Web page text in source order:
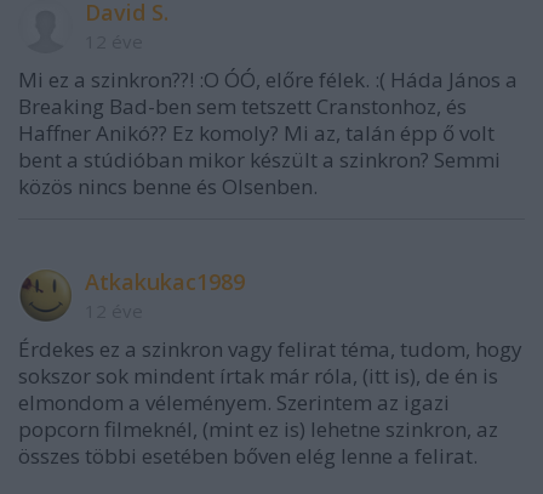
David S.
Mi ez a szinkron??! :O ÓÓ, előre félek. :( Háda János a
Breaking Bad-ben sem tetszett Cranstonhoz, és
Haffner Anikó?? Ez komoly? Mi az, talán épp ő volt
bent a stúdióban mikor készült a szinkron? Semmi
közös nincs benne és Olsenben.
Atkakukac1989
Érdekes ez a szinkron vagy felirat téma, tudom, hogy
sokszor sok mindent írtak már róla, (itt is), de én is
elmondom a véleményem. Szerintem az igazi
popcorn filmeknél, (mint ez is) lehetne szinkron, az
összes többi esetében bőven elég lenne a felirat.